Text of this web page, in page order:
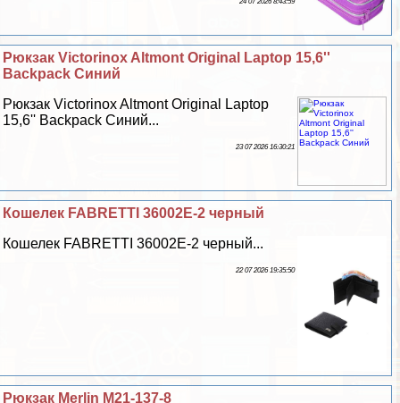
Рюкзак Victorinox Altmont Original Laptop 15,6''
Backpack Синий
Рюкзак Victorinox Altmont Original Laptop
15,6'' Backpack Синий...
23 07 2026 16:30:21
Кошелек FABRETTI 36002Е-2 черный
Кошелек FABRETTI 36002Е-2 черный...
22 07 2026 19:35:50
Рюкзак Merlin M21-137-8